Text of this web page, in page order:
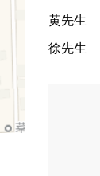
黄先生
徐先生